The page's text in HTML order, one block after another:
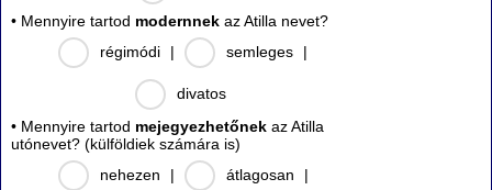
• Mennyire tartod modernnek az Atilla nevet?
régimódi
| semleges |
divatos
• Mennyire tartod mejegyezhetőnek az Atilla
utónevet? (külföldiek számára is)
nehezen
| átlagosan |